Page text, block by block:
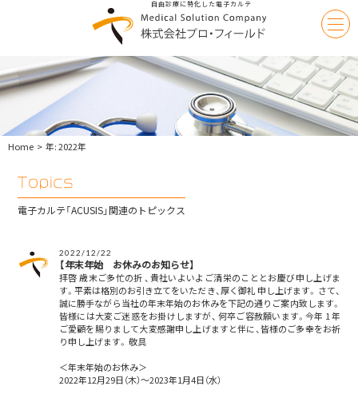
自由診療に特化した電子カルテ
Solution
|
株
社
プ
フ
ー
Home 年:2022年
Topics
電子カルテ「ACUSIS」関連のトピックス
2022/12/22
【年末年始 お休みのお知らせ】
拝啓 歳末ご多忙の折 、貴社いよいよご清栄のこととお慶び申し上げま
す。平素は格別のお引き立てをいただき、厚く御礼 申し上げます。 さて、
誠に勝手ながら当社の年末年始のお休みを下記の通りご案内致します。
皆様には大変ご迷惑をお掛けしますが、 何卒ご容赦願います。今年 1 年
ご愛顧を賜りまして大変感謝申し上げますと伴に、皆様のご多幸をお祈
り申し上げます。 敬具
＜年末年始のお休み＞
2022年12月29日（木）～2023年1月4日（水）